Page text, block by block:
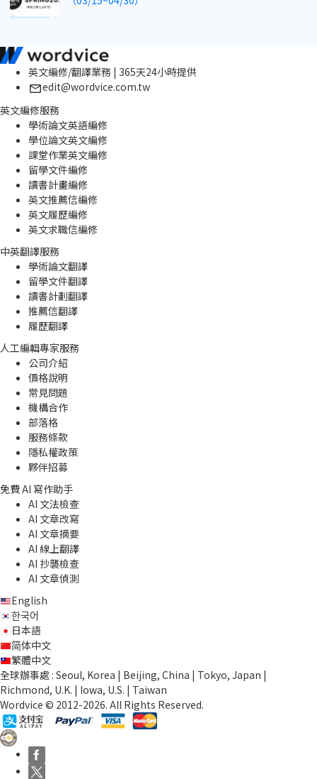
英文編修/翻譯業務 | 365天24小時提供
edit@wordvice.com.tw
英文編修服務
學術論文英語編修
學位論文英文編修
課堂作業英文編修
留學文件編修
讀書計畫編修
英文推薦信編修
英文履歷編修
英文求職信編修
中英翻譯服務
學術論文翻譯
留學文件翻譯
讀書計劃翻譯
推薦信翻譯
履歷翻譯
人工編輯專家服務
公司介紹
價格說明
常見問題
機構合作
部落格
服務條款
隱私權政策
夥伴招募
免費 AI 寫作助手
AI 文法檢查
AI 文章改寫
AI 文章摘要
AI 線上翻譯
AI 抄襲檢查
AI 文章偵測
English
한국어
日本語
简体中文
繁體中文
全球辦事處 : Seoul, Korea | Beijing, China | Tokyo, Japan |
Richmond, U.K. | Iowa, U.S. | Taiwan
Wordvice © 2012-2026. All Rights Reserved.